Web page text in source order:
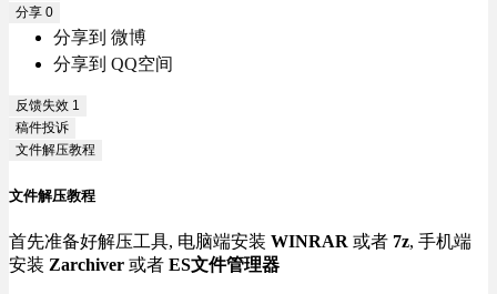
分享 0
分享到 微博
分享到 QQ空间
反馈失效 1
稿件投诉
文件解压教程
文件解压教程
首先准备好解压工具, 电脑端安装 WINRAR 或者 7z, 手机端
安装 Zarchiver 或者 ES文件管理器